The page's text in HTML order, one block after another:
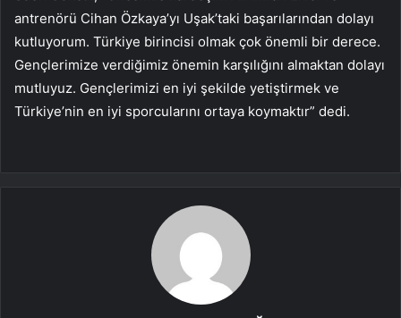
antrenörü Cihan Özkaya’yı Uşak’taki başarılarından dolayı
kutluyorum. Türkiye birincisi olmak çok önemli bir derece.
Gençlerimize verdiğimiz önemin karşılığını almaktan dolayı
mutluyuz. Gençlerimizi en iyi şekilde yetiştirmek ve
Türkiye’nin en iyi sporcularını ortaya koymaktır” dedi.